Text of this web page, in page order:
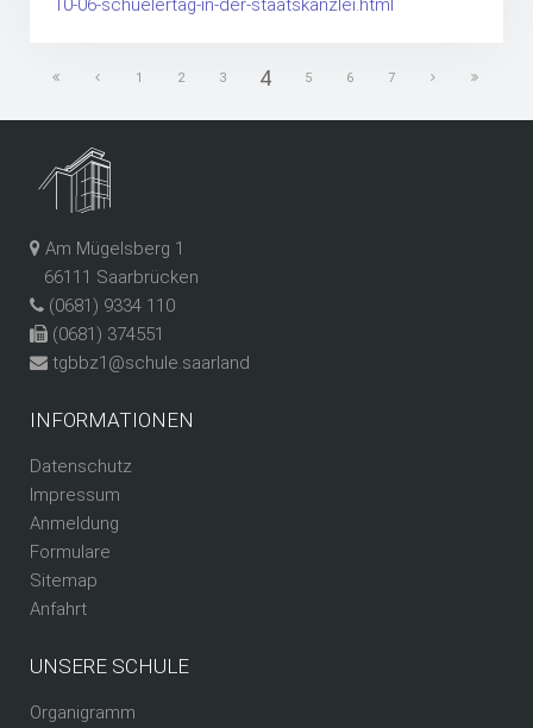
10-06-schuelertag-in-der-staatskanzlei.html
1 2 3 4 5 6 7
Am Mügelsberg 1
66111 Saarbrücken
(0681) 9334 110
(0681) 374551
tgbbz1@schule.saarland
INFORMATIONEN
Datenschutz
Impressum
Anmeldung
Formulare
Sitemap
Anfahrt
UNSERE SCHULE
Organigramm